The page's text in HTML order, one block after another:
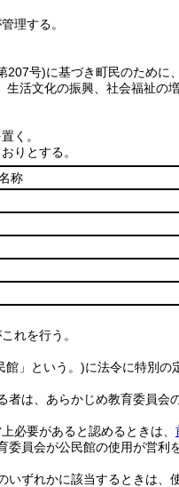
理する。
207号)に基づき町民のために
活文化の振興、社会福祉の
く。
りとする。
称
れを行う。
館」という。)に法令に特別の
者は、あらかじめ教育委員会
必要があると認めるときは、
委員会が公民館の使用が営利
いずれかに該当するときは、